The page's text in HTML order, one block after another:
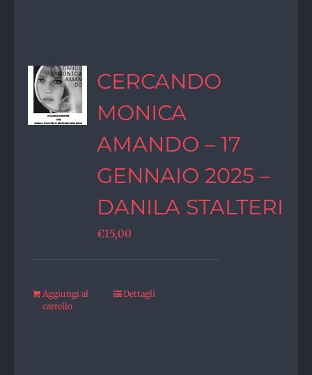
CERCANDO
MONICA
AMANDO – 17
GENNAIO 2025 –
DANILA STALTERI
€15,00
Aggiungi al
carrello
Dettagli